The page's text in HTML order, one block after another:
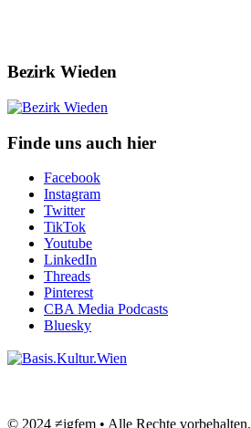
Bezirk Wieden
Finde uns auch hier
Facebook
Instagram
Twitter
TikTok
Youtube
LinkedIn
Threads
Pinterest
CBA Media Podcasts
Bluesky
© 2024 ≠igfem • Alle Rechte vorbehalten.